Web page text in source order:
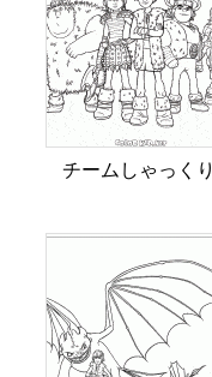
チームしゃっくり